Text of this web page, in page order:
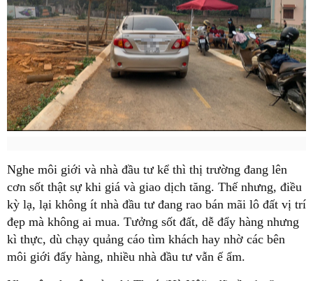
Nghe môi giới và nhà đầu tư kể thì thị trường đang lên
cơn sốt thật sự khi giá và giao dịch tăng. Thế nhưng, điều
kỳ lạ, lại không ít nhà đầu tư đang rao bán mãi lô đất vị trí
đẹp mà không ai mua. Tưởng sốt đất, dễ đẩy hàng nhưng
kì thực, dù chạy quảng cáo tìm khách hay nhờ các bên
môi giới đẩy hàng, nhiều nhà đầu tư vẫn ế ẩm.